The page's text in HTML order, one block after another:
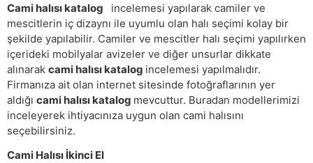
Cami halısı katalog
incelemesi yapılarak camiler ve
mescitlerin iç dizaynı ile uyumlu olan halı seçimi kolay bir
şekilde yapılabilir. Camiler ve mescitler halı seçimi yapılırken
içerideki mobilyalar avizeler ve diğer unsurlar dikkate
alınarak cami halısı katalog incelemesi yapılmalıdır.
Firmanıza ait olan internet sitesinde fotoğraflarının yer
aldığı cami halısı katalog mevcuttur. Buradan modellerimizi
inceleyerek ihtiyacınıza uygun olan cami halısını
seçebilirsiniz.
Cami Halısı İkinci El